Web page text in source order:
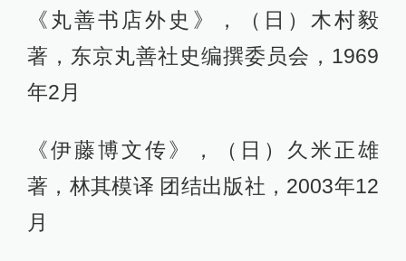
《丸善书店外史》，（日）木村毅
著，东京丸善社史编撰委员会，1969
年2月
《伊藤博文传》，（日）久米正雄
著，林其模译 团结出版社，2003年12
月